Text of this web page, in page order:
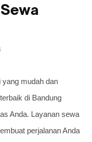
yang mudah dan
di Bandung
Anda. Layanan sewa
perjalanan Anda